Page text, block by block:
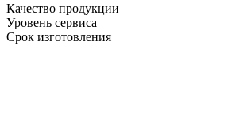
Качество продукции
Уровень сервиса
Срок изготовления